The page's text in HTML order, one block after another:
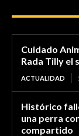
Cuidado
Rada Tilly el
ACTUALIDAD
Histórico
una perra
compartido